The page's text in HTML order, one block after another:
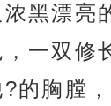
黑漂亮
一双修
的胸膛